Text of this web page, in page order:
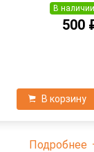
В наличии
500
В корзину
Подробнее